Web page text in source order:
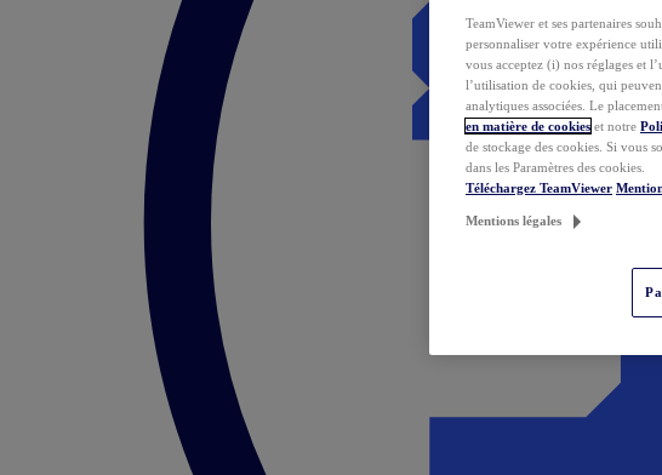
TeamViewer et ses partenaires
personnaliser votre expérience
vous acceptez (i) nos réglages et
l’utilisation de cookies, qui
analytiques associées. Le
en matière de cookies et notre
de stockage des cookies. Si vous
dans les Paramètres des cookies.
Téléchargez TeamViewer
Mentions légales